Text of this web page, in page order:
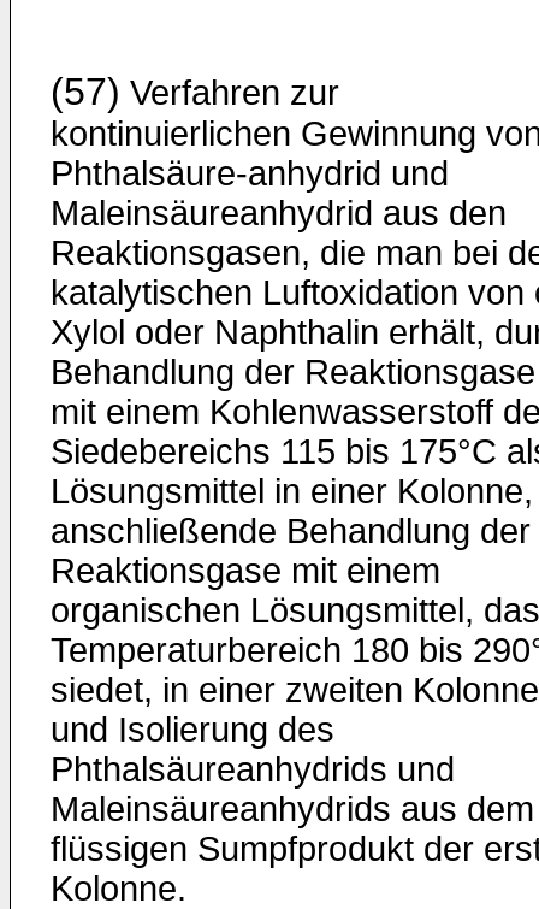
(57) Verfahren zur
kontinuierlichen Gewinnung
Phthalsäure-anhydrid und
Maleinsäureanhydrid aus den
Reaktionsgasen, die man bei
katalytischen Luftoxidation von
Xylol oder Naphthalin erhält,
Behandlung der Reaktionsgase
mit einem Kohlenwasserstoff
Siedebereichs 115 bis 175°C
Lösungsmittel in einer Kolonne,
anschließende Behandlung der
Reaktionsgase mit einem
organischen Lösungsmittel,
Temperaturbereich 180 bis
siedet, in einer zweiten Kolonne
und Isolierung des
Phthalsäureanhydrids und
Maleinsäureanhydrids aus dem
flüssigen Sumpfprodukt der
Kolonne.